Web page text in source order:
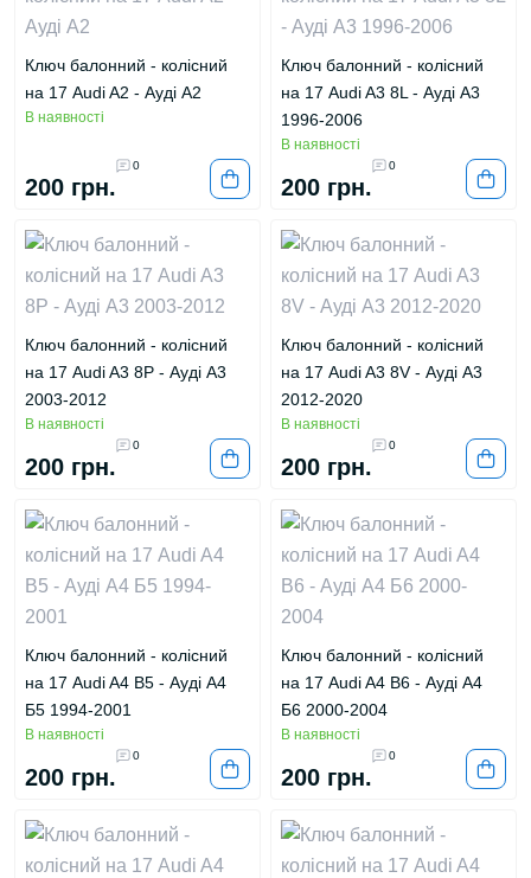
Ключ балонний - колісний
на 17 Audi A2 - Ауді А2
В наявності
0
200 грн.
Ключ балонний - колісний
на 17 Audi A3 8L - Ауді А3
1996-2006
В наявності
0
200 грн.
Ключ балонний - колісний
на 17 Audi A3 8P - Ауді А3
2003-2012
В наявності
0
200 грн.
Ключ балонний - колісний
на 17 Audi A3 8V - Ауді А3
2012-2020
В наявності
0
200 грн.
Ключ балонний - колісний
на 17 Audi A4 B5 - Ауді А4
Б5 1994-2001
В наявності
0
200 грн.
Ключ балонний - колісний
на 17 Audi A4 B6 - Ауді А4
Б6 2000-2004
В наявності
0
200 грн.